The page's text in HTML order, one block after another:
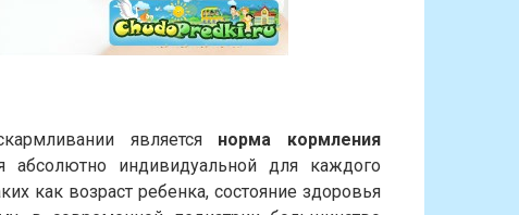
является норма кормления
абсолютно индивидуальной для каждого
как возраст ребенка, состояние здоровья